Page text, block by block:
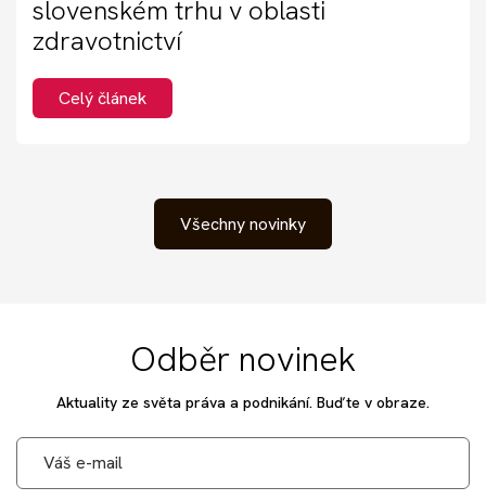
slovenském trhu v oblasti
zdravotnictví
Celý článek
Všechny novinky
Odběr novinek
Aktuality ze světa práva a podnikání. Buďte v obraze.